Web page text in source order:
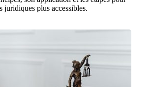
juridiques plus accessibles.